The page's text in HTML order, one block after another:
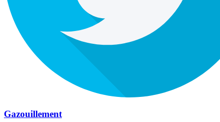
Gazouillement